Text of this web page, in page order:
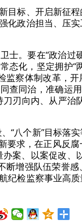
目标、开启新征
化政治担当、压
士。要在“政治过
态化，坚定拥护“
监察体制改革，
查同治，准确运
刀刃向内、从严治
“八个新”目标落
要求，在正风反腐
案、以案促改、
断增强队伍荣誉
纪检监察事业高